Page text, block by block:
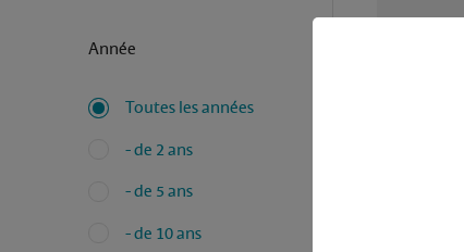
Année
Toutes les années
- de 2 ans
- de 5 ans
- de 10 ans